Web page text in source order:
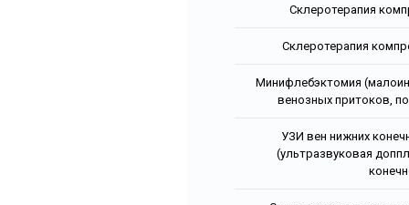
Склеротерапия
Склеротерапия
Минифлебэктомия
венозных притоков,
УЗИ вен нижних
(ультразвуковая